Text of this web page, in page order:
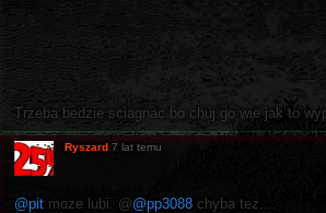
Trzeba bedzie sciagnac bo chuj go wie jak to
Ryszard 7 lat temu
@pit moze lubi. @@pp3088 chyba tez....